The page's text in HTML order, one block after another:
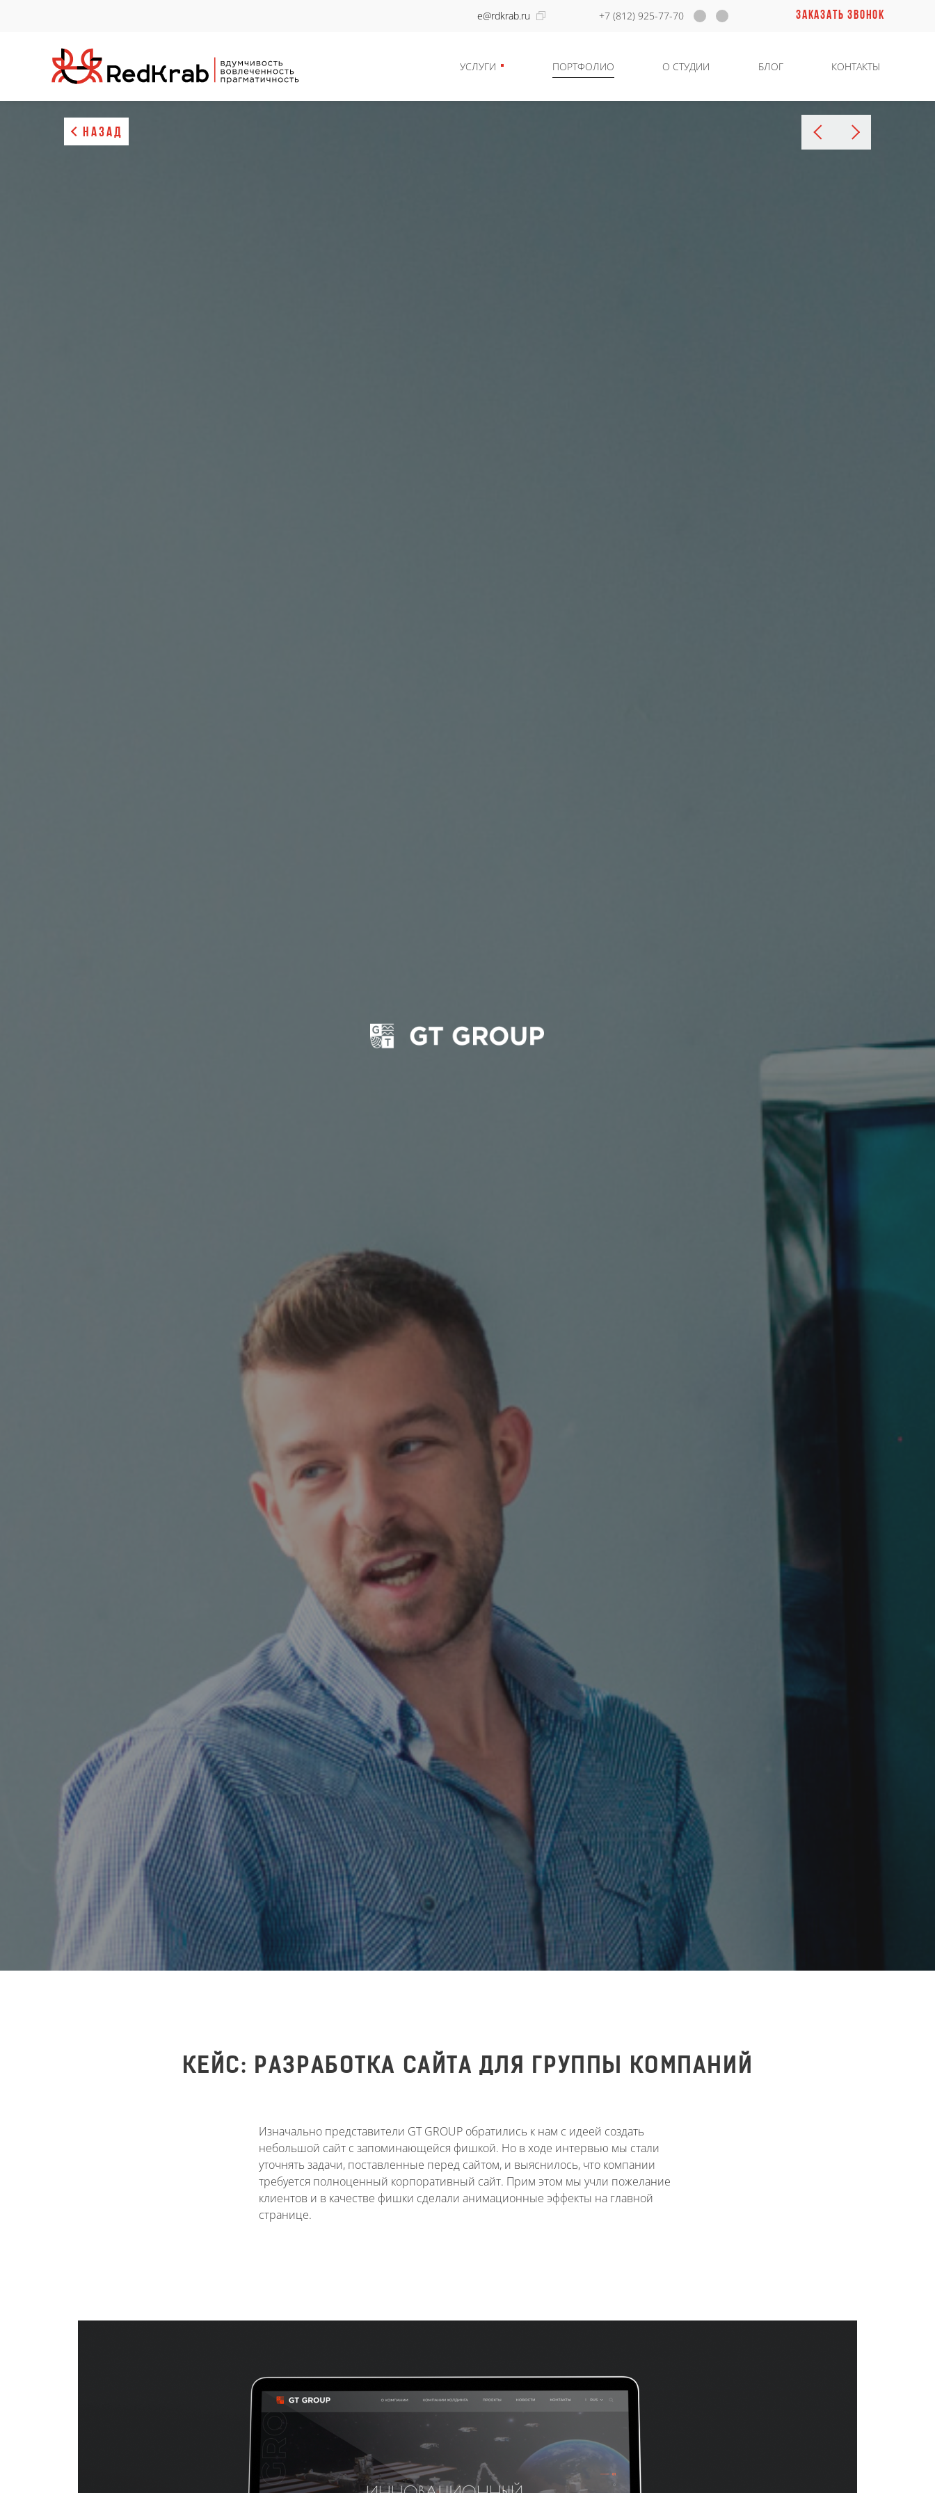
e@rdkrab.ru +7 (812) 925-77-70 ЗАКАЗАТЬ ЗВОНОК
УСЛУГИ ПОРТФОЛИО О СТУДИИ БЛОГ КОНТАКТЫ
НАЗАД
КЕЙС: РАЗРАБОТКА САЙТА ДЛЯ ГРУППЫ КОМПАНИЙ
Изначально представители GT GROUP обратились к нам с идеей создать
небольшой сайт с запоминающейся фишкой. Но в ходе интервью мы стали
уточнять задачи, поставленные перед сайтом, и выяснилось, что компании
требуется полноценный корпоративный сайт. Прим этом мы учли пожелание
клиентов и в качестве фишки сделали анимационные эффекты на главной
странице.